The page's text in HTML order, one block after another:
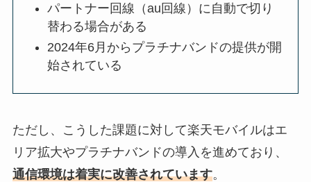
パートナー回線（au回線）に自動で切り
替わる場合がある
2024年6月からプラチナバンドの提供が開
始されている
ただし、こうした課題に対して楽天モバイルはエ
リア拡大やプラチナバンドの導入を進めており、
通信環境は着実に改善されています。